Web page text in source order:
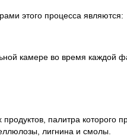
этого процесса являются:
камере во время каждой
палитра которого
лигнина и смолы.